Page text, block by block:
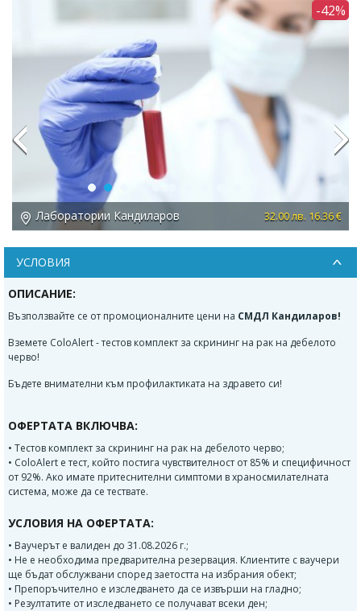
-42%
Лаборатории Кандиларов 32.00 лв. 16.36 €
Previous Next
УСЛОВИЯ
ОПИСАНИЕ:
Възползвайте се от промоционалните цени на СМДЛ Кандиларов!
Вземете ColoAlert - тестов комплект за скрининг на рак на дебелото
черво!
Бъдете внимателни към профилактиката на здравето си!
ОФЕРТАТА ВКЛЮЧВА:
• Тестов комплект за скрининг на рак на дебелото черво;
• ColoAlert е тест, който постига чувствителност от 85% и специфичност
от 92%. Ако имате притеснителни симптоми в храносмилателната
система, може да се тествате.
УСЛОВИЯ НА ОФЕРТАТА:
• Ваучерът е валиден до 31.08.2026 г.;
• Не е необходима предварителна резервация. Клиентите с ваучери
ще бъдат обслужвани според заетостта на избрания обект;
• Препоръчително е изследването да се извърши на гладно;
• Резултатите от изследването се получават всеки ден;